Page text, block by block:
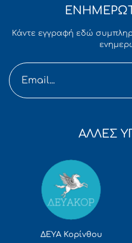
Κάντε εγγραφή εδώ
ΑΛΛΕΣ
ΔΕΥΑ Κορίνθου